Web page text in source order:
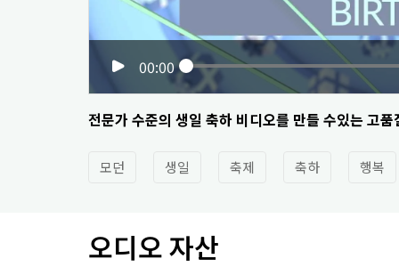
00:00
전문가 수준의 생일 축하 비디오를 만들 수있는 고
모던 생일 축제 축하 행복
오디오 자산